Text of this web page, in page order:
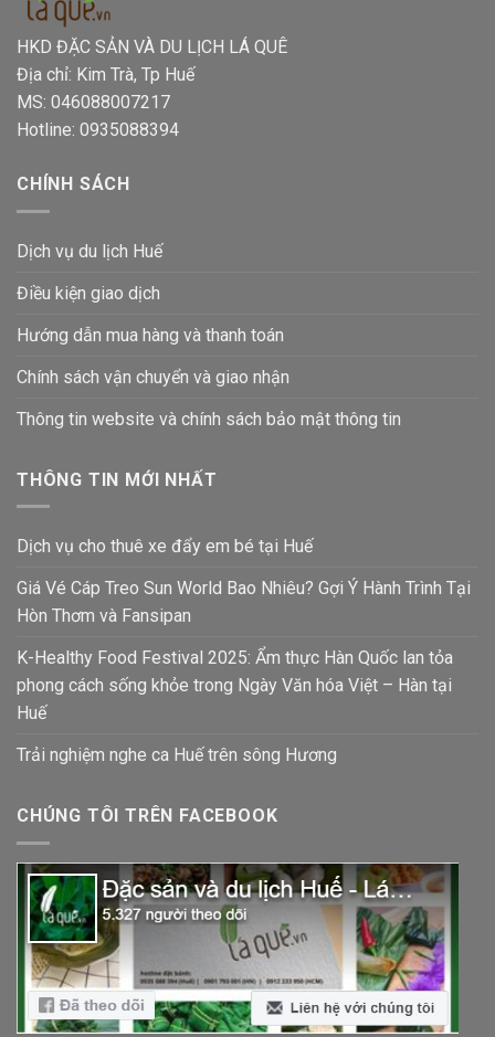
HKD ĐẶC SẢN VÀ DU LỊCH LÁ QUÊ
Địa chỉ: Kim Trà, Tp Huế
MS: 046088007217
Hotline: 0935088394
CHÍNH SÁCH
Dịch vụ du lịch Huế
Điều kiện giao dịch
Hướng dẫn mua hàng và thanh toán
Chính sách vận chuyển và giao nhận
Thông tin website và chính sách bảo mật thông tin
THÔNG TIN MỚI NHẤT
Dịch vụ cho thuê xe đẩy em bé tại Huế
Giá Vé Cáp Treo Sun World Bao Nhiêu? Gợi Ý Hành Trình Tại
Hòn Thơm và Fansipan
K-Healthy Food Festival 2025: Ẩm thực Hàn Quốc lan tỏa
phong cách sống khỏe trong Ngày Văn hóa Việt – Hàn tại
Huế
Trải nghiệm nghe ca Huế trên sông Hương
CHÚNG TÔI TRÊN FACEBOOK